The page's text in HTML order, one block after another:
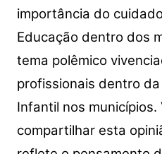
importância do
Educação dentro dos
tema polêmico
profissionais dentro
Infantil nos municípios.
compartilhar esta